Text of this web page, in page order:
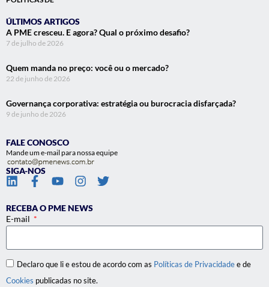
ÚLTIMOS ARTIGOS
A PME cresceu. E agora? Qual o próximo desafio?
7 de julho de 2026
Quem manda no preço: você ou o mercado?
22 de junho de 2026
Governança corporativa: estratégia ou burocracia disfarçada?
9 de junho de 2026
FALE CONOSCO
Mande um e-mail para nossa equipe
SIGA-NOS
RECEBA O PME NEWS
E-mail
Declaro que li e estou de acordo com as Políticas de Privacidadee de
Cookies publicadas no site.